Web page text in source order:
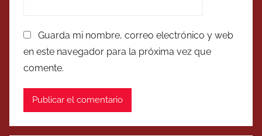
Guarda mi nombre, correo electrónico y web
en este navegador para la próxima vez que
comente.